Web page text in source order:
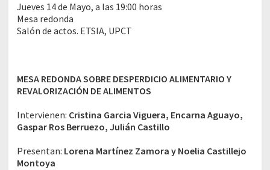
Jueves 14 de Mayo, a las 19:00 horas
Mesa redonda
Salón de actos. ETSIA, UPCT
MESA REDONDA SOBRE DESPERDICIO ALIMENTARIO Y
REVALORIZACIÓN DE ALIMENTOS
Intervienen: Cristina Garcia Viguera, Encarna Aguayo,
Gaspar Ros Berruezo, Julián Castillo
Presentan: Lorena Martínez Zamora y Noelia Castillejo
Montoya